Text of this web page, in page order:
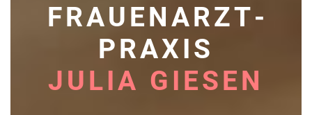
FRAUEN­ARZT­
PRAXIS
JULIA GIESEN